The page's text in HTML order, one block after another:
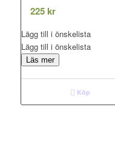
225 kr
Lägg till i önskelista
Lägg till i önskelista
Läs mer
Köp